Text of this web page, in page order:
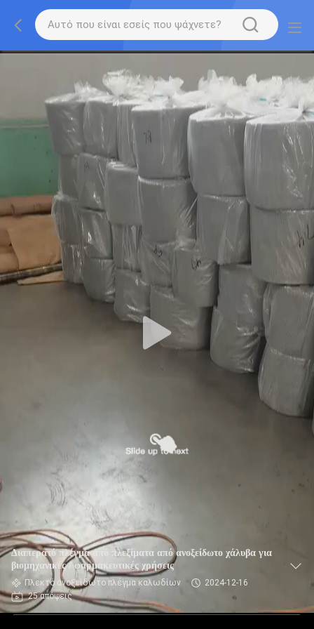
Διαπερατό πλέγμα από πλεξίματα από ανοξείδωτο χάλυβα για
βιομηχανικές / φαρμακευτικές χρήσεις
Πλεκτό ανοξείδωτο πλέγμα καλωδίων
2024-12-16
25 απόψεις